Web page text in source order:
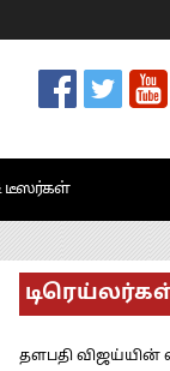
டீஸர்கள்
தளபதி விஜய்யின்